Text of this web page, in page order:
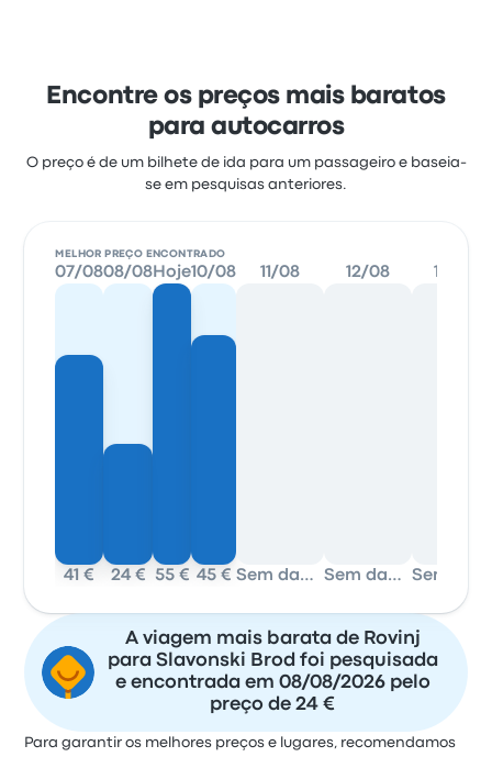
Encontre os preços mais baratos
para autocarros
O preço é de um bilhete de ida para um passageiro e baseia-
se em pesquisas anteriores.
MELHOR PREÇO ENCONTRADO
07/08
41 €
08/08
24 €
Hoje
55 €
10/08
45 €
11/08
Sem dados
12/08
Sem dados
13/08
A viagem mais barata de Rovinj
para Slavonski Brod foi pesquisada
e encontrada em 08/08/2026 pelo
preço de 24 €
Para garantir os melhores preços e lugares, recomendamos